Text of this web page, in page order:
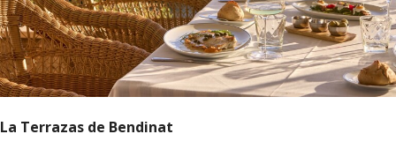
La Terrazas de Bendinat